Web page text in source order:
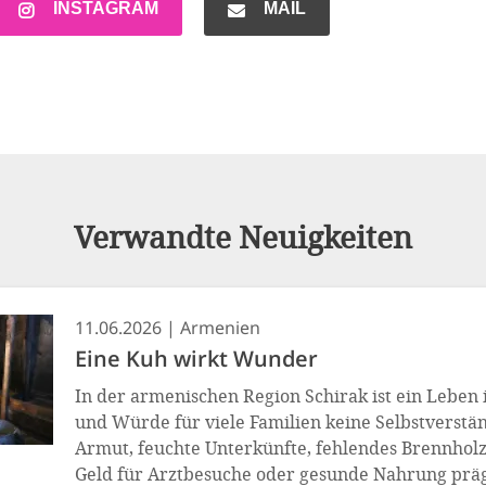
INSTAGRAM MAIL
Verwandte Neuigkeiten
11.06.2026 Armenien
Eine Kuh wirkt Wunder
In der armenischen Region Schirak ist ein
und Würde für viele Familien keine
Armut, feuchte Unterkünfte, fehlendes
Geld für Arztbesuche oder gesunde Nahrung